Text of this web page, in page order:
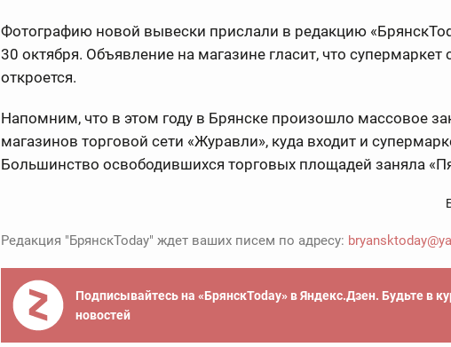
Фотографию новой вывески прислали в редакцию
30 октября. Объявление на магазине гласит, что супермаркет
откроется.
Напомним, что в этом году в Брянске произошло массовое
магазинов торговой сети «Журавли», куда входит и
Большинство освободившихся торговых площадей заняла
Редакция "БрянскToday" ждет ваших писем по адресу:
Подписывайтесь на «БрянскToday» в Яндекс.Дзен. Будьте в
новостей